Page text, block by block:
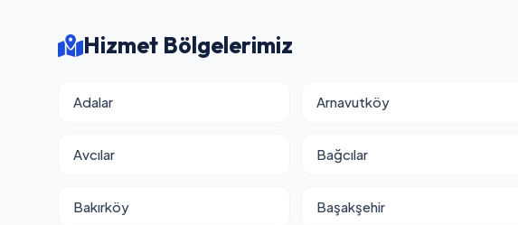
Hizmet Bölgelerimiz
Adalar Arnavutköy
Avcılar Bağcılar
Bakırköy Başakşehir